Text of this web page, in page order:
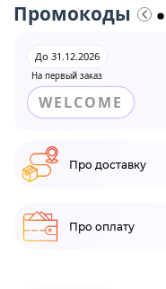
Промокоды
На первый заказ
До 31.12.2026
WELCOME
Про доставку
Про оплату